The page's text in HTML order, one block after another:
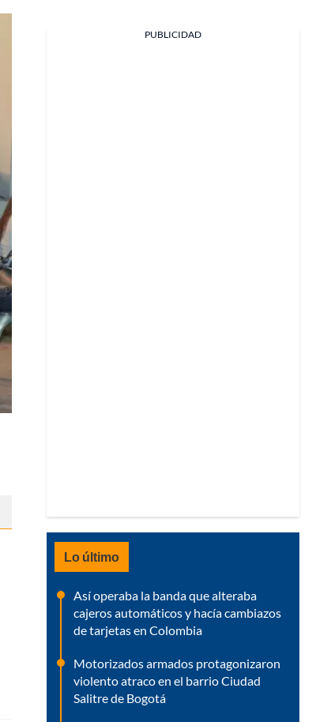
PUBLICIDAD
Lo último
Así operaba la banda que alteraba
cajeros automáticos y hacía cambiazos
de tarjetas en Colombia
Motorizados armados protagonizaron
violento atraco en el barrio Ciudad
Salitre de Bogotá